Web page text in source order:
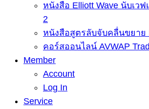
หนังสือ Elliott Wave นับเวฟ
2
หนังสือสูตรลับจับคลื่นขยาย
คอร์สออนไลน์ AVWAP
Member
Account
Log In
Service